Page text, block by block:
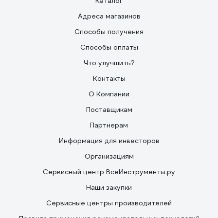
Адреса магазинов
Способы получения
Способы оплаты
Что улучшить?
Контакты
О Компании
Поставщикам
Партнерам
Информация для инвесторов
Организациям
Сервисный центр ВсеИнструменты.ру
Наши закупки
Сервисные центры производителей